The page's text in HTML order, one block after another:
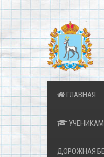
ГЛАВНАЯ
УЧЕНИКАМ
ДОРОЖНАЯ